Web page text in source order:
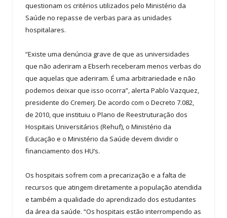
questionam os critérios utilizados pelo Ministério da
Saúde no repasse de verbas para as unidades
hospitalares.
“Existe uma denúncia grave de que as universidades
que não aderiram a Ebserh receberam menos verbas do
que aquelas que aderiram. É uma arbitrariedade e não
podemos deixar que isso ocorra”, alerta Pablo Vazquez,
presidente do Cremerj. De acordo com o Decreto 7.082,
de 2010, que instituiu o Plano de Reestruturação dos
Hospitais Universitários (Rehuf), o Ministério da
Educação e o Ministério da Saúde devem dividir o
financiamento dos HU’s.
Os hospitais sofrem com a precarização e a falta de
recursos que atingem diretamente a população atendida
e também a qualidade do aprendizado dos estudantes
da área da saúde. “Os hospitais estão interrompendo as